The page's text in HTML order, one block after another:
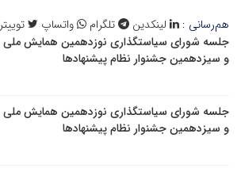
هم‌رسانی : لینکدین تلگرام واتساپ توییتر
جلسه شورای سیاستگذاری نوزدهمین همایش ملی
و سیزدهمین جشنوار نظام پیشنهادها
جلسه شورای سیاستگذاری نوزدهمین همایش ملی
و سیزدهمین جشنوار نظام پیشنهادها